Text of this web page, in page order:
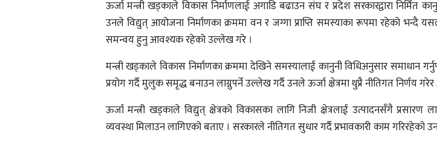
ऊर्जा मन्त्री खड्काले विकास निर्माणलाई अगाडि बढाउन संघ र प्रदेश सरकारद्वारा
उनले विद्युत् आयोजना निर्माणका क्रममा वन र जग्गा प्राप्ति समस्याका रूपमा रहेको भन्दै
समन्वय हुनु आवश्यक रहेको उल्लेख गरे ।
मन्त्री खड्काले विकास निर्माणका क्रममा देखिने समस्यालाई कानुनी विधिअनुसार समाधान
प्रयोग गर्दै मुलुक समृद्ध बनाउन लाग्नुपर्ने उल्लेख गर्दै उनले ऊर्जा क्षेत्रमा थुप्रै नीतिगत निर्णय
ऊर्जा मन्त्री खड्काले विद्युत् क्षेत्रको विकासका लागि निजी क्षेत्रलाई उत्पादनसँगै प्रसारण
व्यवस्था मिलाउन लागिएको बताए । सरकारले नीतिगत सुधार गर्दै प्रभावकारी काम गरिरहेको